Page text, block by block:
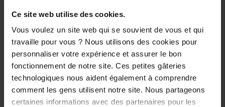
Ce site web utilise des cookies.
Vous voulez un site web qui se souvient de vous et qui
travaille pour vous ? Nous utilisons des cookies pour
personnaliser votre expérience et assurer le bon
fonctionnement de notre site. Ces petites gâteries
technologiques nous aident également à comprendre
comment les gens utilisent notre site. Nous partageons
certaines informations avec des partenaires pour les
Réflectifs imprimés sur bras
Homologué CE Niveau A selon la Norme EN 17092-
PROTECTION THERMIQUE
Doublure Thermique amovible sans manches de 120 Gr.
CARACTRISTIQUE
Cuir de vachette très souple